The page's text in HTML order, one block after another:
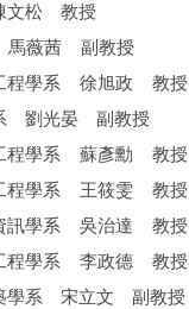
文松 教授
薇茜 副教授
程學系 徐旭政 教授
劉光晏 副教授
程學系 蘇彥勳 教授
程學系 王筱雯 教授
訊學系 吳治達 教授
程學系 李政德 教授
學系 宋立文 副教授